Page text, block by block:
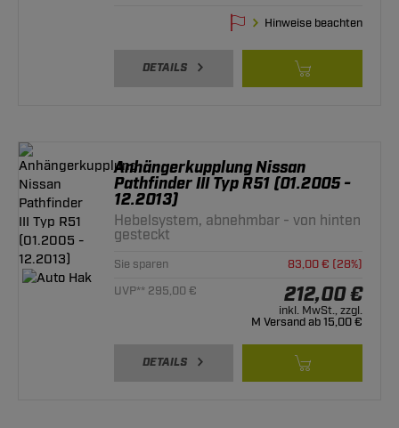
Hinweise beachten
DETAILS
Anhängerkupplung Nissan
Pathfinder III Typ R51 (01.2005 -
12.2013)
Hebelsystem, abnehmbar - von hinten
gesteckt
Sie sparen
83,00 € (28%)
UVP** 295,00 €
212,00 €
inkl. MwSt., zzgl.
M Versand ab 15,00 €
DETAILS